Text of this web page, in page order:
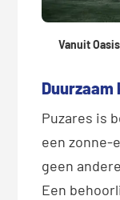
Vanuit
Duurzaam
Puzares is
een zonne-
geen
Een